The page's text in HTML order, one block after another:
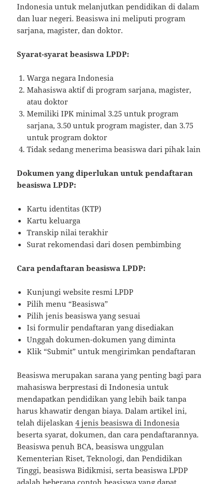
Indonesia untuk melanjutkan pendidikan di dalam
dan luar negeri. Beasiswa ini meliputi program
sarjana, magister, dan doktor.
Syarat-syarat beasiswa LPDP:
Warga negara Indonesia
Mahasiswa aktif di program sarjana, magister,
atau doktor
Memiliki IPK minimal 3.25 untuk program
sarjana, 3.50 untuk program magister, dan 3.75
untuk program doktor
Tidak sedang menerima beasiswa dari pihak lain
Dokumen yang diperlukan untuk pendaftaran
beasiswa LPDP:
Kartu identitas (KTP)
Kartu keluarga
Transkip nilai terakhir
Surat rekomendasi dari dosen pembimbing
Cara pendaftaran beasiswa LPDP:
Kunjungi website resmi LPDP
Pilih menu “Beasiswa”
Pilih jenis beasiswa yang sesuai
Isi formulir pendaftaran yang disediakan
Unggah dokumen-dokumen yang diminta
Klik “Submit” untuk mengirimkan pendaftaran
Beasiswa merupakan sarana yang penting bagi para
mahasiswa berprestasi di Indonesia untuk
mendapatkan pendidikan yang lebih baik tanpa
harus khawatir dengan biaya. Dalam artikel ini,
telah dijelaskan4 jenis beasiswa di Indonesia
beserta syarat, dokumen, dan cara pendaftarannya.
Beasiswa penuh BCA, beasiswa unggulan
Kementerian Riset, Teknologi, dan Pendidikan
Tinggi, beasiswa Bidikmisi, serta beasiswa LPDP
adalah beberapa contoh beasiswa yang dapat